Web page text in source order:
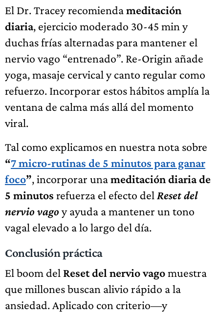
El Dr. Tracey recomiendameditación
diaria, ejercicio moderado 30-45 min y
duchas frías alternadas para mantener el
nervio vago “entrenado”. Re-Origin añade
yoga, masaje cervical y canto regular como
refuerzo. Incorporar estos hábitos amplía la
ventana de calma más allá del momento
viral.
Tal como explicamos en nuestra nota sobre
“7 micro-rutinas de 5 minutos para ganar
foco”, incorporar unameditación diaria de
5 minutos refuerza el efecto del Reset del
nervio vago y ayuda a mantener un tono
vagal elevado a lo largo del día.
Conclusión práctica
El boom del Reset del nervio vagomuestra
que millones buscan alivio rápido a la
ansiedad. Aplicado con criterio—y